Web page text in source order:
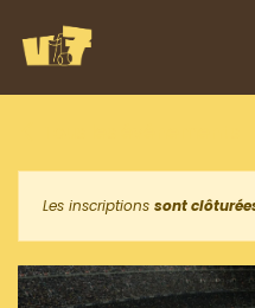
Les inscriptions sont